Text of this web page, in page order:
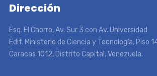
Dirección
Esq. El Chorro, Av. Sur 3 con Av. Universidad
Edif. Ministerio de Ciencia y Tecnología, Piso
Caracas 1012, Distrito Capital, Venezuela.